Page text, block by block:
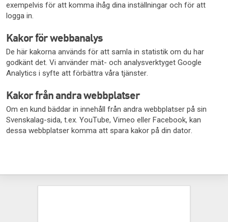
exempelvis för att komma ihåg dina inställningar och för att
logga in.
Kakor för webbanalys
De här kakorna används för att samla in statistik om du har
godkänt det. Vi använder mät- och analysverktyget Google
Analytics i syfte att förbättra våra tjänster.
Kakor från andra webbplatser
Om en kund bäddar in innehåll från andra webbplatser på sin
Svenskalag-sida, t.ex. YouTube, Vimeo eller Facebook, kan
dessa webbplatser komma att spara kakor på din dator.